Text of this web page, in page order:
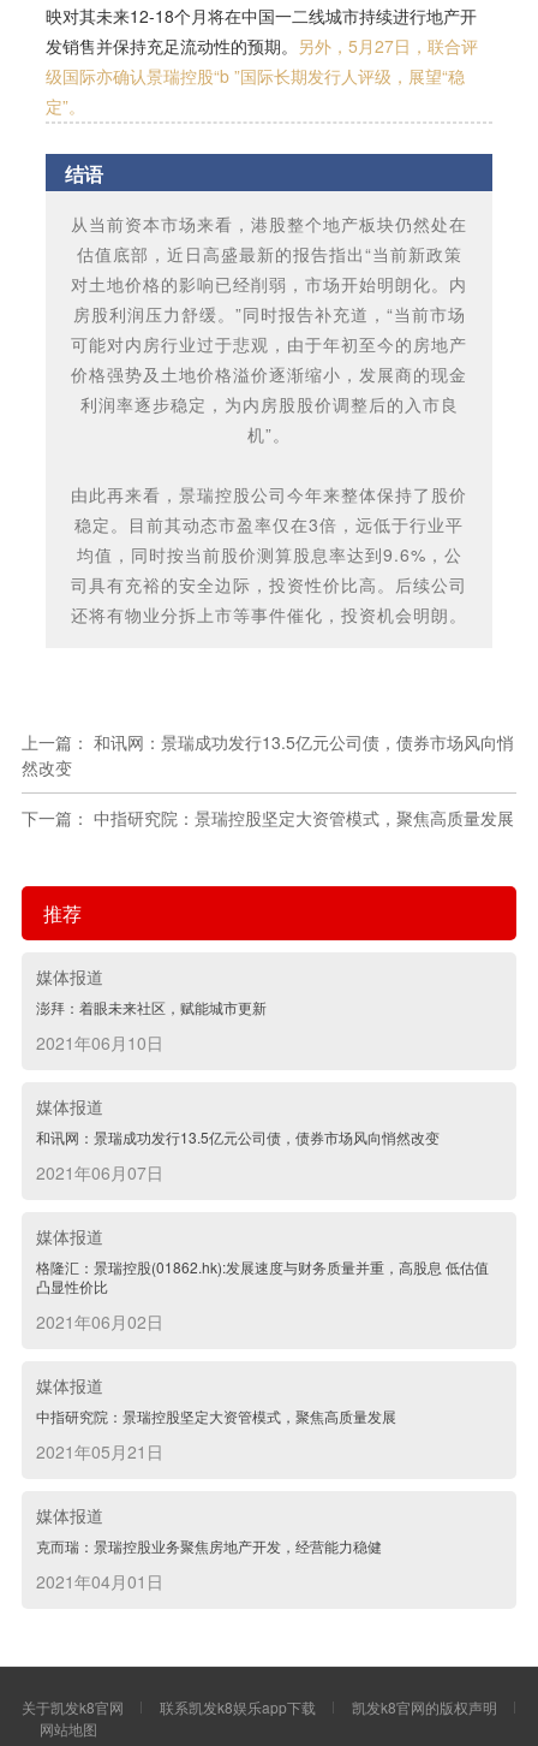
映对其未来12-18个月将在中国一二线城市持续进行地产开
发销售并保持充足流动性的预期。 另外，5月27日，联合评
级国际亦确认景瑞控股“b ”国际长期发行人评级，展望“稳
定”。
结语
从当前资本市场来看，港股整个地产板块仍然处在
估值底部，近日高盛最新的报告指出“当前新政策
对土地价格的影响已经削弱，市场开始明朗化。内
房股利润压力舒缓。”同时报告补充道，“当前市场
可能对内房行业过于悲观，由于年初至今的房地产
价格强势及土地价格溢价逐渐缩小，发展商的现金
利润率逐步稳定，为内房股股价调整后的入市良
机”。
由此再来看，景瑞控股公司今年来整体保持了股价
稳定。目前其动态市盈率仅在3倍，远低于行业平
均值，同时按当前股价测算股息率达到9.6%，公
司具有充裕的安全边际，投资性价比高。后续公司
还将有物业分拆上市等事件催化，投资机会明朗。
上一篇： 和讯网：景瑞成功发行13.5亿元公司债，债券市场风向悄
然改变
下一篇： 中指研究院：景瑞控股坚定大资管模式，聚焦高质量发展
推荐
媒体报道
澎拜：着眼未来社区，赋能城市更新
2021年06月10日
媒体报道
和讯网：景瑞成功发行13.5亿元公司债，债券市场风向悄然改变
2021年06月07日
媒体报道
格隆汇：景瑞控股(01862.hk):发展速度与财务质量并重，高股息 低估值
凸显性价比
2021年06月02日
媒体报道
中指研究院：景瑞控股坚定大资管模式，聚焦高质量发展
2021年05月21日
媒体报道
克而瑞：景瑞控股业务聚焦房地产开发，经营能力稳健
2021年04月01日
关于凯发k8官网 联系凯发k8娱乐app下载
凯发k8官网的版权声明
网站地图